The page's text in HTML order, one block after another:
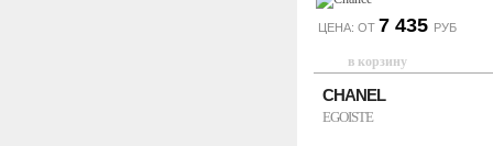
ЦЕНА: ОТ 7 435 РУБ
CHANEL
EGOISTE